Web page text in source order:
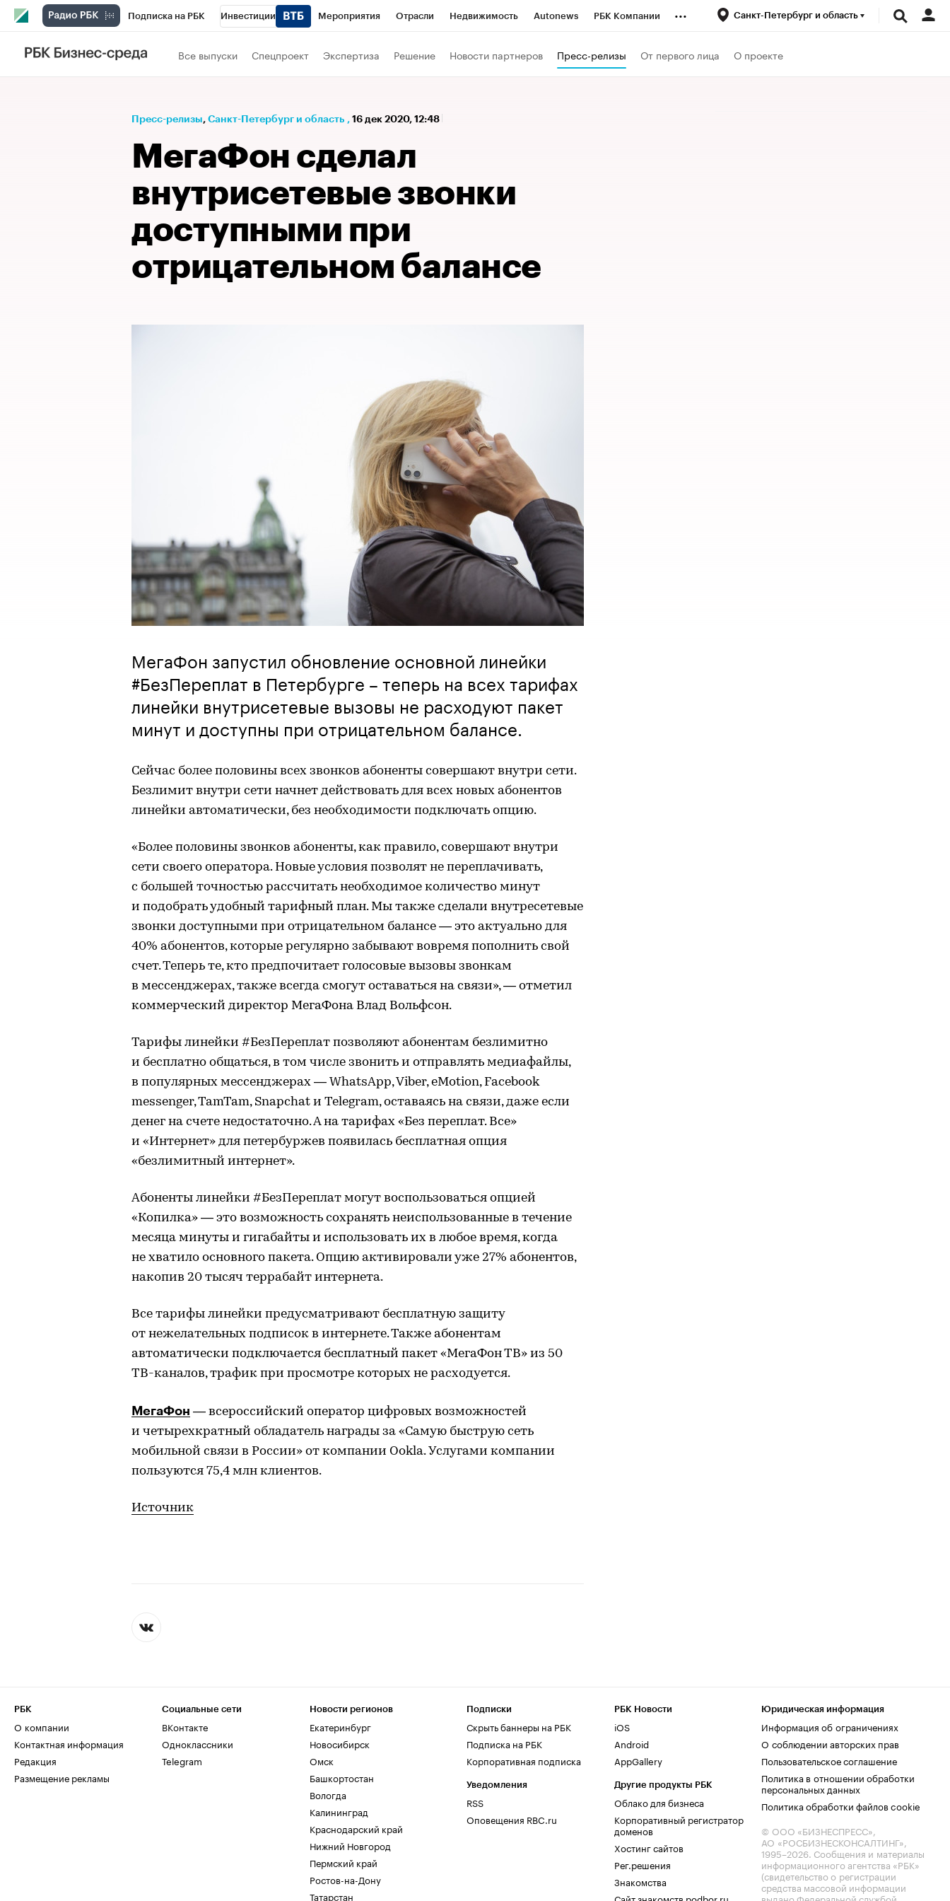
Подписка на РБК Инвестиции Мероприятия Отрасли Недвижимость Autonews РБК Компании
Телеканал
Спецпроекты Проверка контрагентов
... Санкт-Петербург и область
Все выпуски Спецпроект Экспертиза Решение Новости партнеров Пресс-релизы От первого лица О проекте
Пресс-релизы⁠, Санкт-Петербург и область , 16 дек 2020, 12:48
МегаФон сделал
внутрисетевые звонки
доступными при
отрицательном балансе
МегаФон запустил обновление основной линейки
#БезПереплат в Петербурге – теперь на всех тарифах
линейки внутрисетевые вызовы не расходуют пакет
минут и доступны при отрицательном балансе.
Сейчас более половины всех звонков абоненты совершают внутри сети.
Безлимит внутри сети начнет действовать для всех новых абонентов
линейки автоматически, без необходимости подключать опцию.
«Более половины звонков абоненты, как правило, совершают внутри
сети своего оператора. Новые условия позволят не переплачивать,
с большей точностью рассчитать необходимое количество минут
и подобрать удобный тарифный план. Мы также сделали внутресетевые
звонки доступными при отрицательном балансе — это актуально для
40% абонентов, которые регулярно забывают вовремя пополнить свой
счет. Теперь те, кто предпочитает голосовые вызовы звонкам
в мессенджерах, также всегда смогут оставаться на связи», — отметил
коммерческий директор МегаФона Влад Вольфсон.
Тарифы линейки #БезПереплат позволяют абонентам безлимитно
и бесплатно общаться, в том числе звонить и отправлять медиафайлы,
в популярных мессенджерах — WhatsApp, Viber, eMotion, Facebook
messenger, TamTam, Snapchat и Telegram, оставаясь на связи, даже если
денег на счете недостаточно. А на тарифах «Без переплат. Все»
и «Интернет» для петербуржев появилась бесплатная опция
«безлимитный интернет».
Абоненты линейки #БезПереплат могут воспользоваться опцией
«Копилка» — это возможность сохранять неиспользованные в течение
месяца минуты и гигабайты и использовать их в любое время, когда
не хватило основного пакета. Опцию активировали уже 27% абонентов,
накопив 20 тысяч террабайт интернета.
Все тарифы линейки предусматривают бесплатную защиту
от нежелательных подписок в интернете. Также абонентам
автоматически подключается бесплатный пакет «МегаФон ТВ» из 50
ТВ-каналов, трафик при просмотре которых не расходуется.
МегаФон — всероссийский оператор цифровых возможностей
и четырехкратный обладатель награды за «Самую быструю сеть
мобильной связи в России» от компании Ookla. Услугами компании
пользуются 75,4 млн клиентов.
Источник
РБК
О компании
Контактная информация
Редакция
Размещение рекламы
Социальные сети
ВКонтакте
Одноклассники
Telegram
Новости регионов
Екатеринбург
Новосибирск
Омск
Башкортостан
Вологда
Калининград
Краснодарский край
Нижний Новгород
Пермский край
Ростов-на-Дону
Татарстан
Подписки
Скрыть баннеры на РБК
Подписка на РБК
Корпоративная подписка
Уведомления
RSS
Оповещения RBC.ru
РБК Новости
iOS
Android
AppGallery
Другие продукты РБК
Облако для бизнеса
Корпоративный регистратор
доменов
Хостинг сайтов
Рег.решения
Знакомства
Сайт знакомств podbor.ru
Юридическая информация
Информация об ограничениях
О соблюдении авторских прав
Пользовательское соглашение
Политика в отношении обработки
персональных данных
Политика обработки файлов cookie
© ООО «БИЗНЕСПРЕСС»,
АО «РОСБИЗНЕСКОНСАЛТИНГ»,
1995–2026. Сообщения и материалы
информационного агентства «РБК»
(свидетельство о регистрации
средства массовой информации
выдано Федеральной службой